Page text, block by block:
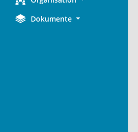
Dokumente